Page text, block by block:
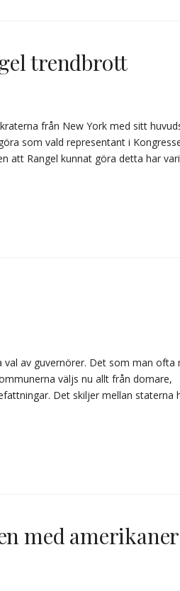
trendbrott
från New York med sitt
som vald representant i
att Rangel kunnat göra detta har
val av guvernörer. Det som man ofta
väljs nu allt från domare,
Det skiljer mellan staterna
med amerikaner